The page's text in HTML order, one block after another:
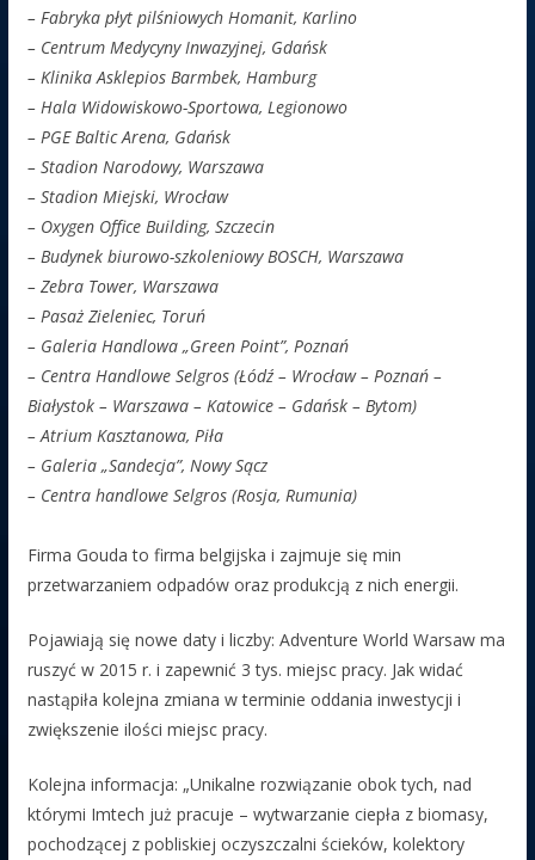
– Fabryka płyt pilśniowych Homanit, Karlino
– Centrum Medycyny Inwazyjnej, Gdańsk
– Klinika Asklepios Barmbek, Hamburg
– Hala Widowiskowo-Sportowa, Legionowo
– PGE Baltic Arena, Gdańsk
– Stadion Narodowy, Warszawa
– Stadion Miejski, Wrocław
– Oxygen Office Building, Szczecin
– Budynek biurowo-szkoleniowy BOSCH, Warszawa
– Zebra Tower, Warszawa
– Pasaż Zieleniec, Toruń
– Galeria Handlowa „Green Point”, Poznań
– Centra Handlowe Selgros (Łódź – Wrocław – Poznań –
Białystok – Warszawa – Katowice – Gdańsk – Bytom)
– Atrium Kasztanowa, Piła
– Galeria „Sandecja”, Nowy Sącz
– Centra handlowe Selgros (Rosja, Rumunia)
Firma Gouda to firma belgijska i zajmuje się min
przetwarzaniem odpadów oraz produkcją z nich energii.
Pojawiają się nowe daty i liczby: Adventure World Warsaw ma
ruszyć w 2015 r. i zapewnić 3 tys. miejsc pracy. Jak widać
nastąpiła kolejna zmiana w terminie oddania inwestycji i
zwiększenie ilości miejsc pracy.
Kolejna informacja: „Unikalne rozwiązanie obok tych, nad
którymi Imtech już pracuje – wytwarzanie ciepła z biomasy,
pochodzącej z pobliskiej oczyszczalni ścieków, kolektory